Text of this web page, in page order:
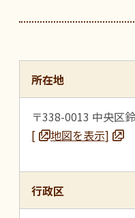
所在地
〒338-0013 中央区
[
地図を表示]
行政区